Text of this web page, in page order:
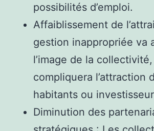
possibilités d’emploi.
Affaiblissement de
gestion inappropriée va
l’image de la
compliquera l’attraction
habitants ou
Diminution des